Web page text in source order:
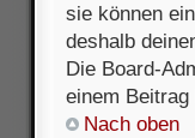
sie können
deshalb
Die Board-
einem
Nach oben